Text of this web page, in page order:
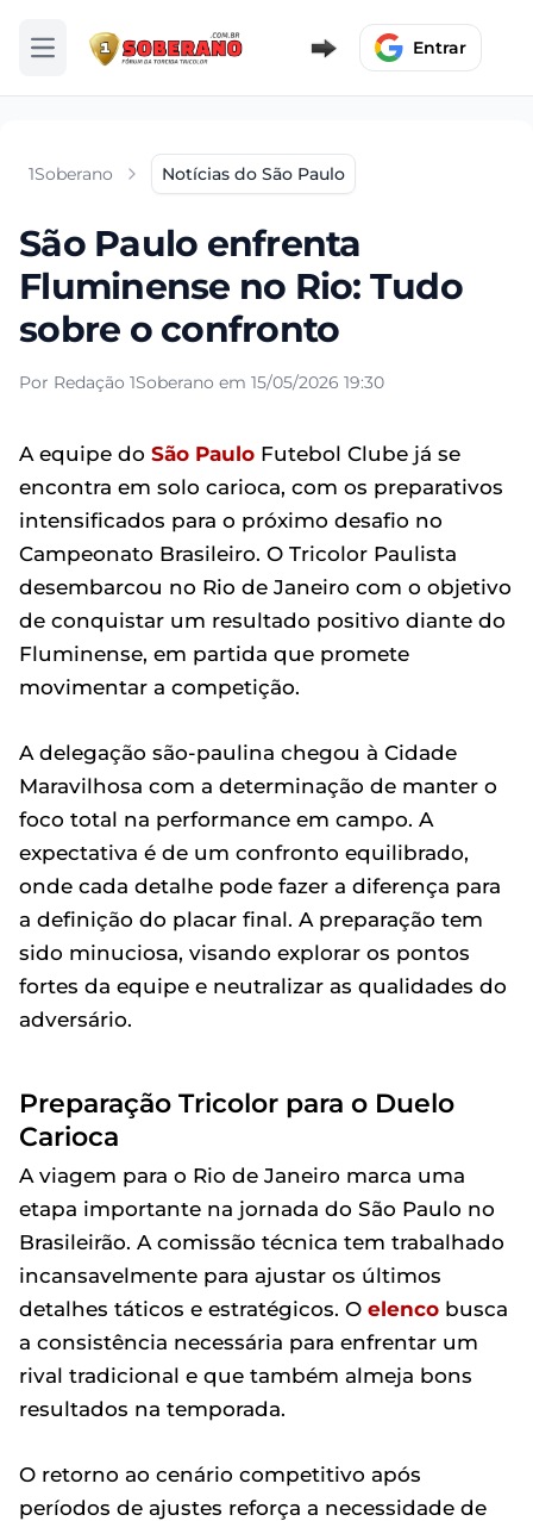
Abrir menu Entrar
1Soberano Notícias do São Paulo
São Paulo enfrenta
Fluminense no Rio: Tudo
sobre o confronto
Por Redação 1Soberano em 15/05/2026 19:30
A equipe do São Paulo Futebol Clube já se
encontra em solo carioca, com os preparativos
intensificados para o próximo desafio no
Campeonato Brasileiro. O Tricolor Paulista
desembarcou no Rio de Janeiro com o objetivo
de conquistar um resultado positivo diante do
Fluminense, em partida que promete
movimentar a competição.
A delegação são-paulina chegou à Cidade
Maravilhosa com a determinação de manter o
foco total na performance em campo. A
expectativa é de um confronto equilibrado,
onde cada detalhe pode fazer a diferença para
a definição do placar final. A preparação tem
sido minuciosa, visando explorar os pontos
fortes da equipe e neutralizar as qualidades do
adversário.
Preparação Tricolor para o Duelo
Carioca
A viagem para o Rio de Janeiro marca uma
etapa importante na jornada do São Paulo no
Brasileirão. A comissão técnica tem trabalhado
incansavelmente para ajustar os últimos
detalhes táticos e estratégicos. O elenco busca
a consistência necessária para enfrentar um
rival tradicional e que também almeja bons
resultados na temporada.
O retorno ao cenário competitivo após
períodos de ajustes reforça a necessidade de